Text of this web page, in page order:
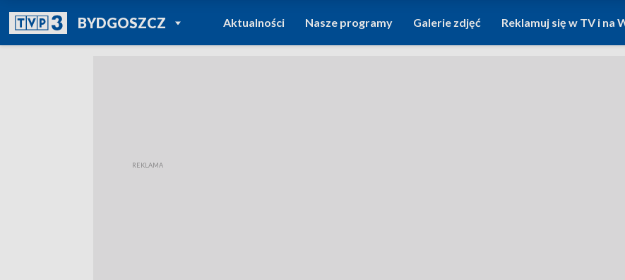
BYDGOSZCZPOWRÓT DO
TVP REGIONY
Aktualności Nasze programy Galerie zdjęć Reklamuj się w TV i na